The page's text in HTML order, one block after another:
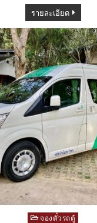
รายละเอียด
Posted
จองตั๋วรถตู้